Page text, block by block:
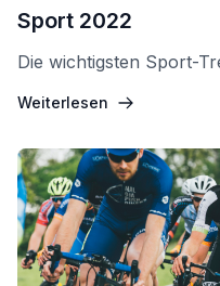
Sport 2022
Die wichtigsten Sport-
Weiterlesen